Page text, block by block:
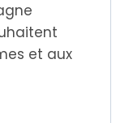
et aux